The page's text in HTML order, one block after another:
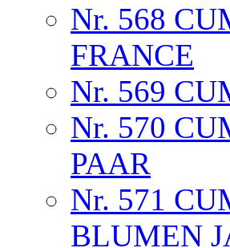
Nr. 568
FRANCE
Nr. 569
Nr. 570
PAAR
Nr. 571
BLUMEN